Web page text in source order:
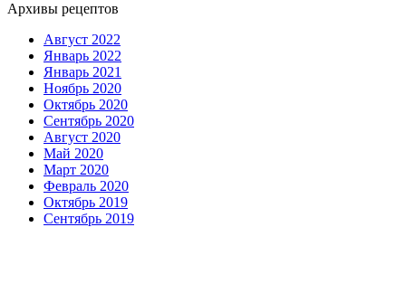
Архивы рецептов
Август 2022
Январь 2022
Январь 2021
Ноябрь 2020
Октябрь 2020
Сентябрь 2020
Август 2020
Май 2020
Март 2020
Февраль 2020
Октябрь 2019
Сентябрь 2019